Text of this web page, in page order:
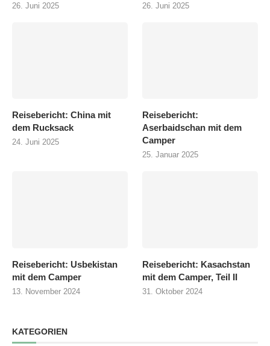
26. Juni 2025 26. Juni 2025
Reisebericht: China mit
dem Rucksack
24. Juni 2025
Reisebericht:
Aserbaidschan mit dem
Camper
25. Januar 2025
Reisebericht: Usbekistan
mit dem Camper
13. November 2024
Reisebericht: Kasachstan
mit dem Camper, Teil II
31. Oktober 2024
KATEGORIEN